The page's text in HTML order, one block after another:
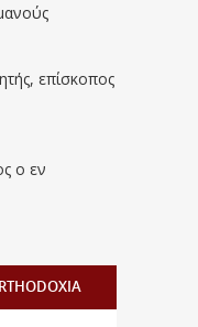
επίσκοπος
ο εν